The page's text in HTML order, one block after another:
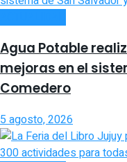
Agua Potable
mejoras en el
Comedero
5 agosto, 2026